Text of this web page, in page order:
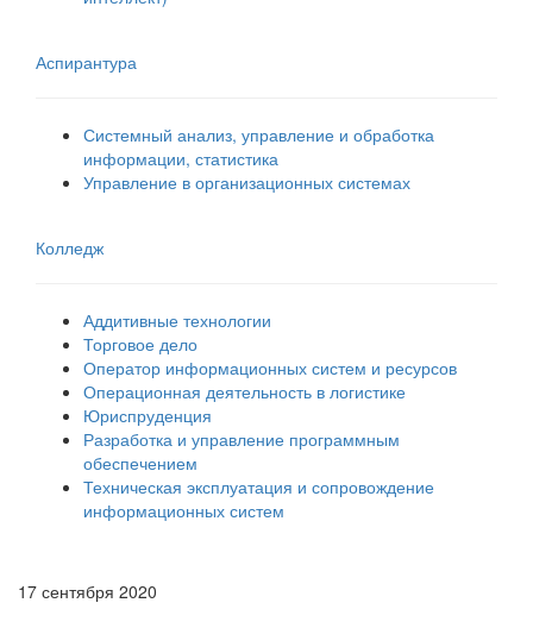
Аспирантура
Системный анализ, управление и обработка
информации, статистика
Управление в организационных системах
Колледж
Аддитивные технологии
Торговое дело
Оператор информационных систем и ресурсов
Операционная деятельность в логистике
Юриспруденция
Разработка и управление программным
обеспечением
Техническая эксплуатация и сопровождение
информационных систем
17 сентября 2020